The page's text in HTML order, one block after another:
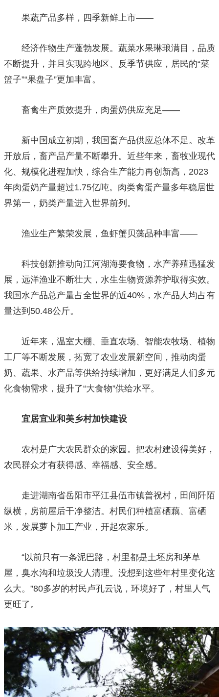
果蔬产品多样，四季新鲜上市——
经济作物生产蓬勃发展。蔬菜水果琳琅满目，品质
不断提升，并且实现跨地区、反季节供应，居民的“菜
篮子”“果盘子”更加丰富。
畜禽生产质效提升，肉蛋奶供应充足——
新中国成立初期，我国畜产品供应总体不足。改革
开放后，畜产品产量不断攀升。近些年来，畜牧业现代
化、规模化进程加快，综合生产能力再创新高，2023
年肉蛋奶产量超过1.75亿吨。肉类禽蛋产量多年稳居世
界第一，奶类产量进入世界前列。
渔业生产繁荣发展，鱼虾蟹贝藻品种丰富——
科技创新推动向江河湖海要食物，水产养殖迅猛发
展，远洋渔业不断壮大，水生生物资源养护取得实效。
我国水产品总产量占全世界的近40%，水产品人均占有
量达到50.48公斤。
近年来，温室大棚、垂直农场、智能农牧场、植物
工厂等不断发展，拓宽了农业发展新空间，推动肉蛋
奶、蔬果、水产品等供给持续增加，更好满足人们多元
化食物需求，提升了“大食物”供给水平。
宜居宜业和美乡村加快建设
农村是广大农民群众的家园。把农村建设得美好，
农民群众才有获得感、幸福感、安全感。
走进湖南省岳阳市平江县伍市镇普祝村，田间阡陌
纵横，房前屋后干净整洁。村民们种植富硒藕、富硒
米，发展萝卜加工产业，开起农家乐。
“以前只有一条泥巴路，村里都是土坯房和茅草
屋，臭水沟和垃圾没人清理。没想到这些年村里变化这
么大。”80多岁的村民卢孔云说，环境好了，村里人气
更旺了。